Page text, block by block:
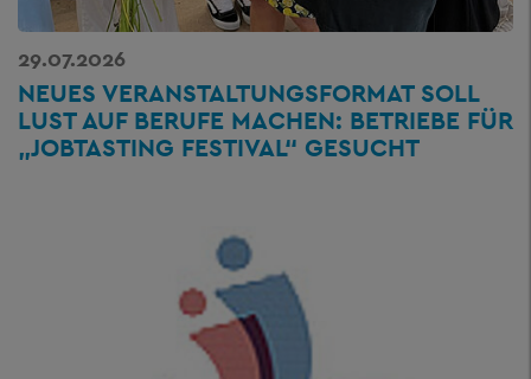
29.07.2026
NEUES VERANSTALTUNGSFORMAT SOLL
LUST AUF BERUFE MACHEN: BETRIEBE FÜR
„JOBTASTING FESTIVAL“ GESUCHT